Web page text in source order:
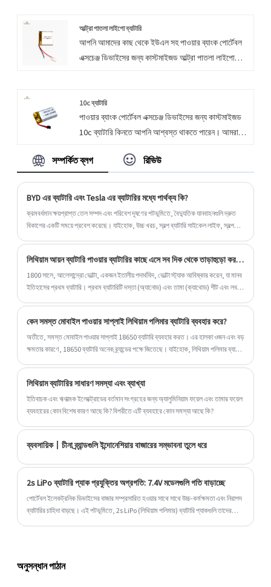
অপেক্ষা করুন। আমরা দৃ ly ়ভাবে বিশ্বাস করি যে অধ্যবসায়
একটি উদ্যোগের সাফল্যের মূল চাবিকাঠি। ভোক্তাদের
প্রয়োজনের অবিচ্ছিন্ন সন্তুষ্টি হ'ল একটি উদ্যোগের বেঁচে থাকার
আল্ট্রা পাতলা লাইপো ব্যাটারি
আপনি আমাদের কাছ থেকে ইউএল সহ পাওয়ার ব্যাংক পোর্টেবল
এক্সচেঞ্জ ডিভাইসের জন্য কাস্টমাইজড আল্ট্রা পাতলা লাইপো
চান তবে আপনি এখনই আমাদের সাথে পরামর্শ করতে পারেন,
আমরা আপনাকে সময়মতো জবাব দেব!
10c ব্যাটারি
পাওয়ার ব্যাংক পোর্টেবল এক্সচেঞ্জ ডিভাইসের জন্য কাস্টমাইজড
10c ব্যাটারি কিনতে আপনি আশ্বস্ত থাকতে পারেন। আমরা
জানতে চান, আপনি এখন আমাদের সাথে পরামর্শ করতে পারেন,
সম্পর্কিত ব্লগ রিভিউ
BYD এর ব্যাটারি এবং Tesla এর ব্যাটারির মধ্যে পার্থক্য কি?
ক্রমবর্ধমান ক্ষয়প্রাপ্ত তেল সম্পদ এবং পরিবেশ দূষণের পটভূমিতে, বৈদ্যুতিক যানবাহনগুলি দ্রুত
বিকাশের একটি সময়ে প্রবেশ করেছে। যাইহোক, উচ্চ খরচ, স্বল্প ব্যাটারি সাইকেল লাইফ, স্বল্প
লিথিয়াম আয়ন ব্যাটারি পাওয়ার ব্যাটারির কাছে এসে সব দিক থেকে তাড়াহুড়ো করতে শুরু করে
1800 সালে, আলেসান্দ্রো ভোল্টা, একজন ইতালীয় পদার্থবিদ, ভোল্টা স্ট্যাক আবিষ্কার করেন, যা মানব
ইতিহাসের প্রথম ব্যাটারি। প্রথম ব্যাটারিটি দস্তা (অ্যানোড) এবং তামা (ক্যাথোড) শীট এবং লবণ
কেন সমস্ত মোবাইল পাওয়ার সাপ্লাই লিথিয়াম পলিমার ব্যাটারি ব্যবহার করে?
অতীতে, সমস্ত মোবাইল পাওয়ার সাপ্লাই 18650 ব্যাটারি ব্যবহার করত। এর হালকা ওজন এবং বড়
ক্ষমতার কারণে, 18650 ব্যাটারি অনেক ব্র্যান্ডের পক্ষে জিতেছে। যাইহোক, লিথিয়াম পলিমার ব্যাটারি
লিথিয়াম ব্যাটারির সাধারণ সমস্যা এবং ব্যাখ্যা
ইতিবাচক এবং ঋণাত্মক ইলেক্ট্রোডের বর্তমান সংগ্রহের জন্য অ্যালুমিনিয়াম ফয়েল এবং তামার ফয়েল
ব্যবহারের কোন বিশেষ কারণ আছে কি? বিপরীতে এটি ব্যবহারে কোন সমস্যা আছে কি?
ব্যবসায়িক丨চীনা ব্র্যান্ডগুলি ইন্দোনেশিয়ার বাজারের সম্ভাবনা তুলে ধরে
2s LiPo ব্যাটারি প্যাক প্রযুক্তির অগ্রগতি: 7.4V মডেলগুলি গতি বাড়াচ্ছে
পোর্টেবল ইলেকট্রনিক ডিভাইসের বাজার সম্প্রসারিত হওয়ার সাথে সাথে উচ্চ-কর্মক্ষমতা এবং নিরাপদ
ব্যাটারির চাহিদা বাড়ছে। এই পটভূমিতে, 2s LiPo (লিথিয়াম পলিমার) ব্যাটারি প্যাকগুলি তাদের
অনুসন্ধান পাঠান